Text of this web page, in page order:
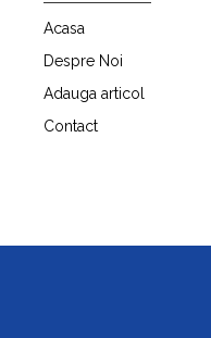
Acasa
Despre Noi
Adauga articol
Contact